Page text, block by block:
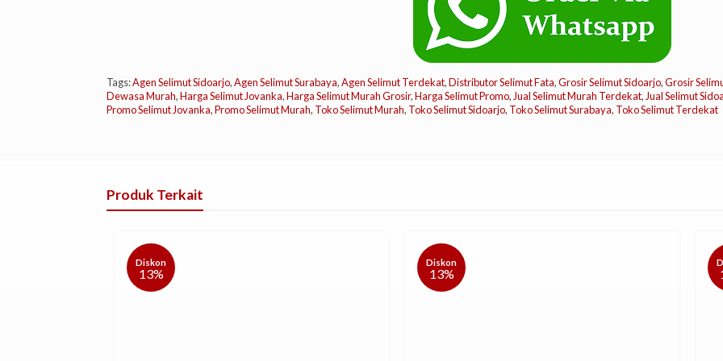
Tags:Agen Selimut Sidoarjo,Agen Selimut Surabaya,Agen Selimut Terdekat,Distributor Selimut Fata,Grosir Selimut Sidoarjo,Grosir
Dewasa Murah,Harga Selimut Jovanka,Harga Selimut Murah Grosir,Harga Selimut Promo, Jual Selimut Murah Terdekat, Jual Selimut
Promo Selimut Jovanka,Promo Selimut Murah, Toko Selimut Murah, Toko Selimut Sidoarjo, Toko Selimut Surabaya, Toko Selimut Terdekat
Produk Terkait
Diskon
13%
Diskon
13%